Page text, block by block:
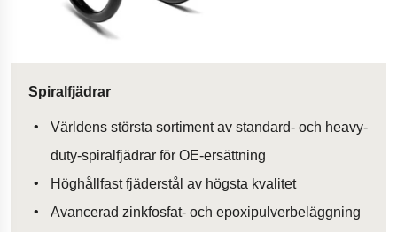
Spiralfjädrar
Världens största sortiment av standard- och heavy-
duty-spiralfjädrar för OE-ersättning
Höghållfast fjäderstål av högsta kvalitet
Avancerad zinkfosfat- och epoxipulverbeläggning